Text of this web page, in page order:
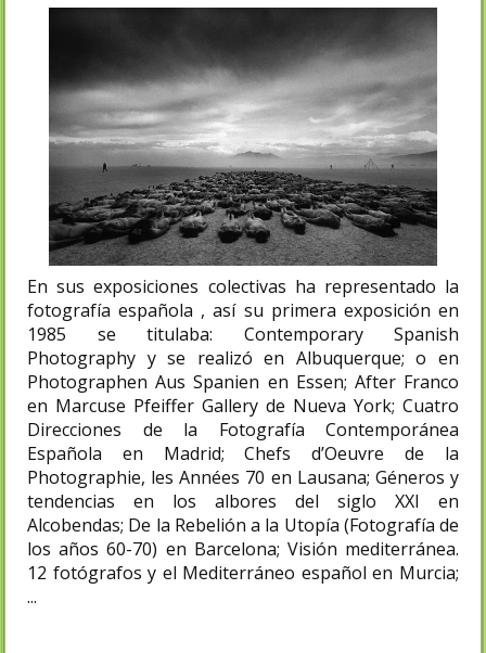
En sus exposiciones colectivas ha representado la
fotografía española , así su primera exposición en
1985 se titulaba: Contemporary Spanish
Photography y se realizó en Albuquerque; o en
Photographen Aus Spanien en Essen; After Franco
en Marcuse Pfeiffer Gallery de Nueva York; Cuatro
Direcciones de la Fotografía Contemporánea
Española en Madrid; Chefs d’Oeuvre de la
Photographie, les Années 70 en Lausana; Géneros y
tendencias en los albores del siglo XXI en
Alcobendas; De la Rebelión a la Utopía (Fotografía de
los años 60-70) en Barcelona; Visión mediterránea.
12 fotógrafos y el Mediterráneo español en Murcia;
...